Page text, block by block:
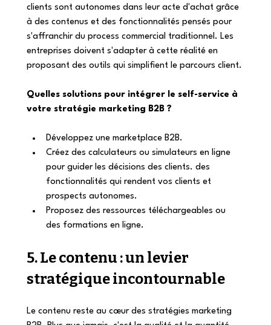
clients sont autonomes dans leur acte d'achat grâce
à des contenus et des fonctionnalités pensés pour
s'affranchir du process commercial traditionnel. Les
entreprises doivent s'adapter à cette réalité en
proposant des outils qui simplifient le parcours client.
Quelles solutions pour intégrer le self-service à
votre stratégie marketing B2B ?
Développez une marketplace B2B.
Créez des calculateurs ou simulateurs en ligne
pour guider les décisions des clients. des
fonctionnalités qui rendent vos clients et
prospects autonomes.
Proposez des ressources téléchargeables ou
des formations en ligne.
5. Le contenu : un levier
stratégique incontournable
Le contenu reste au cœur des stratégies marketing